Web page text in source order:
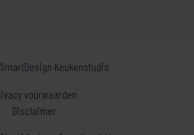
Keukenstudio
voorwaarden
Disclaimer